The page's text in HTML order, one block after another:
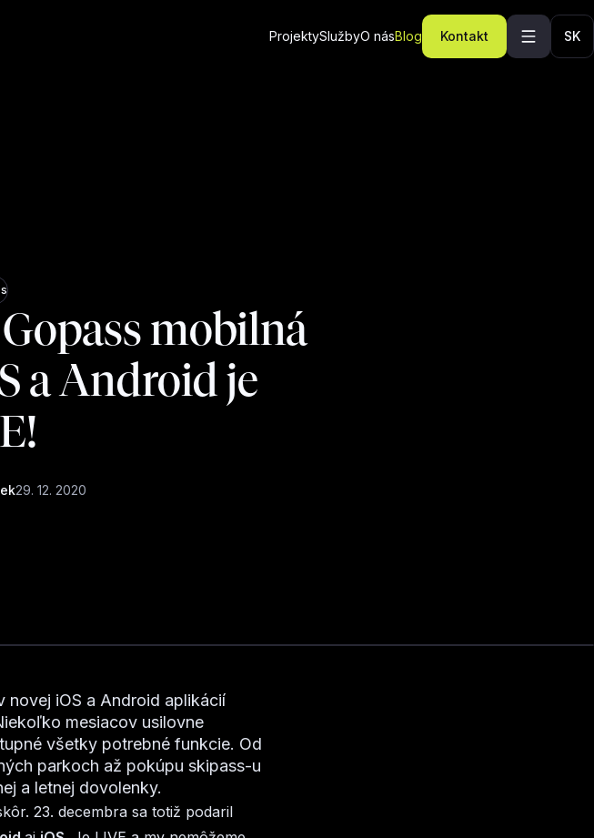
ProjektySlužbyO násBlog Kontakt SK
mobilná
a Android je
29. 12. 2020
novej iOS a Android aplikácií
mesiacov usilovne
všetky potrebné funkcie. Od
parkoch až pokúpu skipass-u
a letnej dovolenky.
23. decembra sa totiž podaril